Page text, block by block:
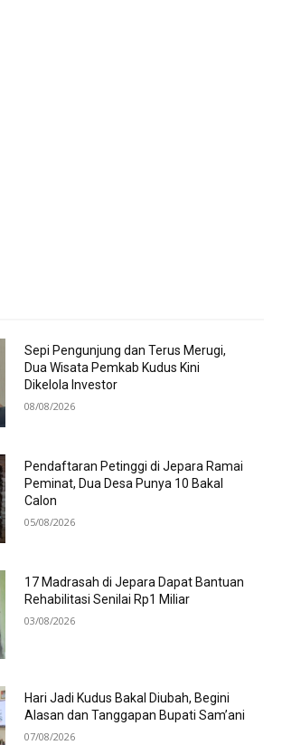
Sepi Pengunjung dan Terus Merugi,
Dua Wisata Pemkab Kudus Kini
Dikelola Investor
08/08/2026
Pendaftaran Petinggi di Jepara Ramai
Peminat, Dua Desa Punya 10 Bakal
Calon
05/08/2026
17 Madrasah di Jepara Dapat Bantuan
Rehabilitasi Senilai Rp1 Miliar
03/08/2026
Hari Jadi Kudus Bakal Diubah, Begini
Alasan dan Tanggapan Bupati Sam’ani
07/08/2026